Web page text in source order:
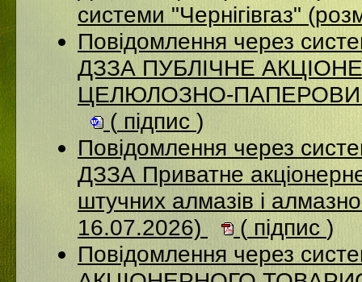
системи "Чернігівгаз"
Повідомлення через
ДЗЗА ПУБЛІЧНЕ
ЦЕЛЮЛОЗНО-ПАПЕРОВИЙ
( підпис )
Повідомлення через
ДЗЗА Приватне
штучних алмазів і
16.07.2026)
(підпис )
Повідомлення через